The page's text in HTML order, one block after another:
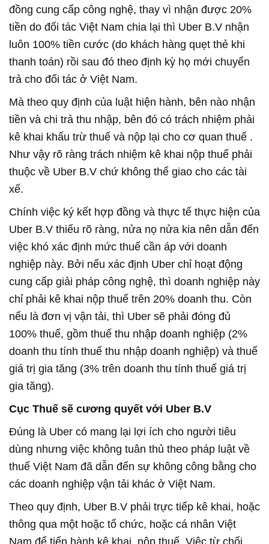
đồng cung cấp công nghệ, thay vì nhận được 20%
tiền do đối tác Việt Nam chia lại thì Uber B.V nhận
luôn 100% tiền cước (do khách hàng quẹt thẻ khi
thanh toán) rồi sau đó theo định kỳ họ mới chuyển
trả cho đối tác ở Việt Nam.
Mà theo quy định của luật hiện hành, bên nào nhận
tiền và chi trả thu nhập, bên đó có trách nhiệm phải
kê khai khấu trừ thuế và nộp lại cho cơ quan thuế .
Như vậy rõ ràng trách nhiệm kê khai nộp thuế phải
thuộc về Uber B.V chứ không thể giao cho các tài
xế.
Chính việc ký kết hợp đồng và thực tế thực hiện của
Uber B.V thiếu rõ ràng, nửa nọ nửa kia nên dẫn đến
việc khó xác định mức thuế cần áp với doanh
nghiệp này. Bởi nếu xác định Uber chỉ hoạt động
cung cấp giải pháp công nghệ, thì doanh nghiệp này
chỉ phải kê khai nộp thuế trên 20% doanh thu. Còn
nếu là đơn vị vận tải, thì Uber sẽ phải đóng đủ
100% thuế, gồm thuế thu nhập doanh nghiệp (2%
doanh thu tính thuế thu nhập doanh nghiệp) và thuế
giá trị gia tăng (3% trên doanh thu tính thuế giá trị
gia tăng).
Cục Thuế sẽ cương quyết với Uber B.V
Đúng là Uber có mang lại lợi ích cho người tiêu
dùng nhưng việc không tuân thủ theo pháp luật về
thuế Việt Nam đã dẫn đến sự không công bằng cho
các doanh nghiệp vận tải khác ở Việt Nam.
Theo quy định, Uber B.V phải trực tiếp kê khai, hoặc
thông qua một hoặc tổ chức, hoặc cá nhân Việt
Nam để tiến hành kê khai, nộp thuế. Việc từ chối